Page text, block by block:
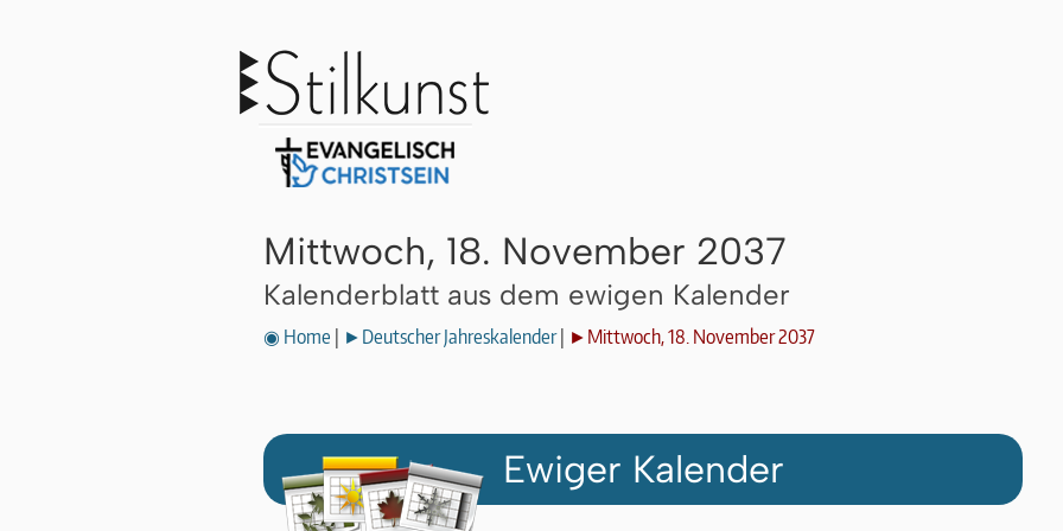
Mittwoch, 18. November 2037
Kalenderblatt aus dem ewigen Kalender
◉ Home ►Deutscher Jahreskalender| ►Mittwoch, 18. November 2037
Ewiger Kalender